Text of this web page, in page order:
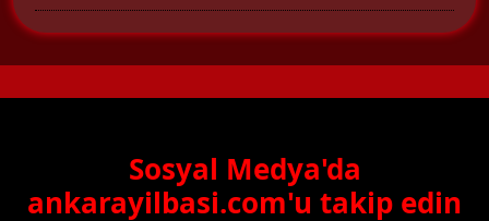
Sosyal Medya'da
ankarayilbasi.com'u takip edin